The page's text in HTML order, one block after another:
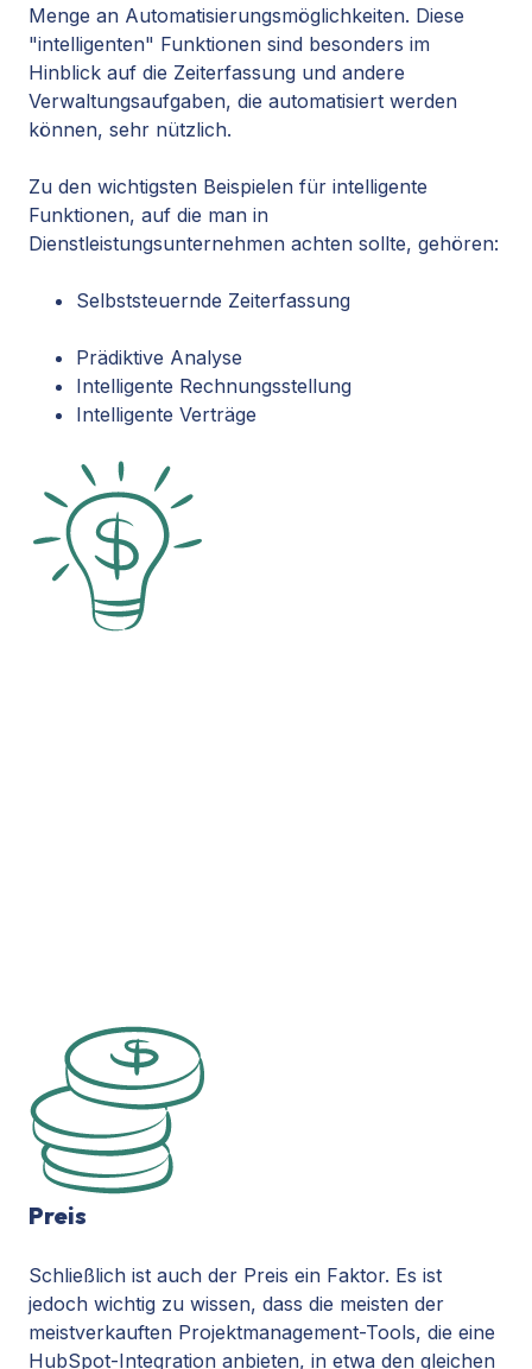
Menge an Automatisierungsmöglichkeiten. Diese
"intelligenten" Funktionen sind besonders im
Hinblick auf die Zeiterfassung und andere
Verwaltungsaufgaben, die automatisiert werden
können, sehr nützlich.
Zu den wichtigsten Beispielen für intelligente
Funktionen, auf die man in
Dienstleistungsunternehmen achten sollte, gehören:
Selbststeuernde Zeiterfassung
Prädiktive Analyse
Intelligente Rechnungsstellung
Intelligente Verträge
Preis
Schließlich ist auch der Preis ein Faktor. Es ist
jedoch wichtig zu wissen, dass die meisten der
meistverkauften Projektmanagement-Tools, die eine
HubSpot-Integration anbieten, in etwa den gleichen